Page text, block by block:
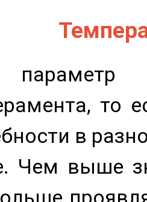
параметр
то
в
Чем выше